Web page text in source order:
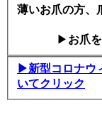
薄いお爪の方、
▶ お爪
▶新型コロナウ
いてクリック